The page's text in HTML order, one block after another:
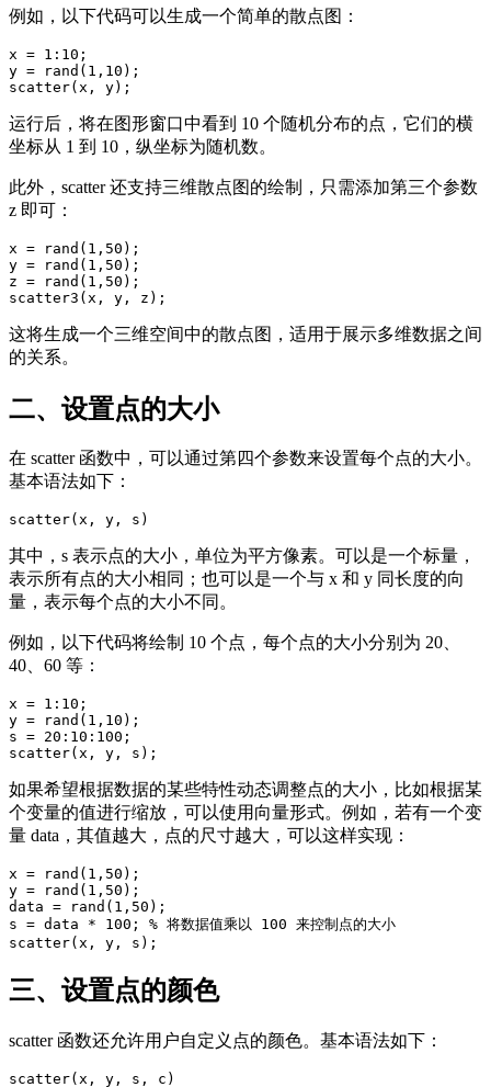
例如，以下代码可以生成一个简单的散点图：
x = 1:10;
y = rand(1,10);
scatter(x, y);
运行后，将在图形窗口中看到 10 个随机分布的点，它们的横
坐标从 1 到 10，纵坐标为随机数。
此外，scatter 还支持三维散点图的绘制，只需添加第三个参数
z 即可：
x = rand(1,50);
y = rand(1,50);
z = rand(1,50);
scatter3(x, y, z);
这将生成一个三维空间中的散点图，适用于展示多维数据之间
的关系。
二、设置点的大小
在 scatter 函数中，可以通过第四个参数来设置每个点的大小。
基本语法如下：
scatter(x, y, s)
其中，s 表示点的大小，单位为平方像素。可以是一个标量，
表示所有点的大小相同；也可以是一个与 x 和 y 同长度的向
量，表示每个点的大小不同。
例如，以下代码将绘制 10 个点，每个点的大小分别为 20、
40、60 等：
x = 1:10;
y = rand(1,10);
s = 20:10:100;
scatter(x, y, s);
如果希望根据数据的某些特性动态调整点的大小，比如根据某
个变量的值进行缩放，可以使用向量形式。例如，若有一个变
量 data，其值越大，点的尺寸越大，可以这样实现：
x = rand(1,50);
y = rand(1,50);
data = rand(1,50);
s = data * 100; % 将数据值乘以 100 来控制点的大小
scatter(x, y, s);
三、设置点的颜色
scatter 函数还允许用户自定义点的颜色。基本语法如下：
scatter(x, y, s, c)